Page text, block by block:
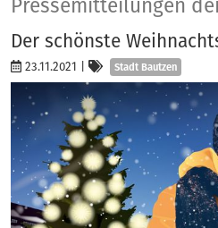
Pressemitteilungen
Der schönste
23.11.2021 Kategorien
Stadt Bautzen